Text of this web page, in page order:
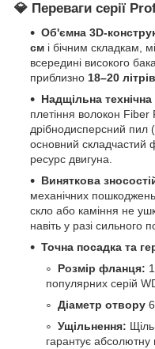
💎 Переваги серії
Об'ємна 3D-
см і бічним складкам,
всередині високого
приблизно 18–20 літрів
Надщільна технічна
плетіння волокон
дрібнодисперсний пил
основний складчастий
ресурс двигуна.
Виняткова
механічних
скло або каміння не
навіть у разі сильного
Точна посадка та
Розмір фланця:
популярних серій
Діаметр отвору
Ущільнення:
гарантує абсолютну